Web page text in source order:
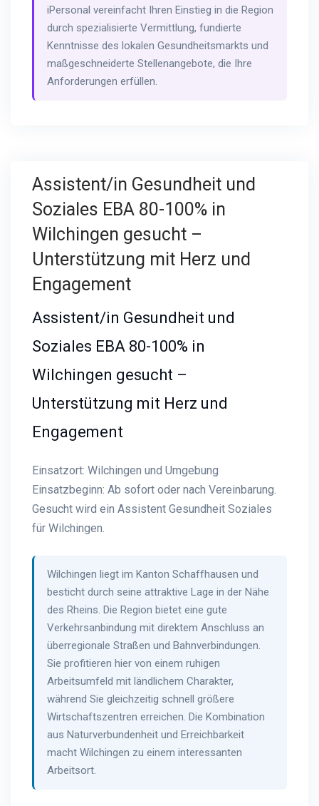
iPersonal vereinfacht Ihren Einstieg in die Region
durch spezialisierte Vermittlung, fundierte
Kenntnisse des lokalen Gesundheitsmarkts und
maßgeschneiderte Stellenangebote, die Ihre
Anforderungen erfüllen.
Assistent/in Gesundheit und
Soziales EBA 80-100% in
Wilchingen gesucht –
Unterstützung mit Herz und
Engagement
Assistent/in Gesundheit und
Soziales EBA 80-100% in
Wilchingen gesucht –
Unterstützung mit Herz und
Engagement
Einsatzort: Wilchingen und Umgebung
Einsatzbeginn: Ab sofort oder nach Vereinbarung.
Gesucht wird ein Assistent Gesundheit Soziales
für Wilchingen.
Wilchingen liegt im Kanton Schaffhausen und
besticht durch seine attraktive Lage in der Nähe
des Rheins. Die Region bietet eine gute
Verkehrsanbindung mit direktem Anschluss an
überregionale Straßen und Bahnverbindungen.
Sie profitieren hier von einem ruhigen
Arbeitsumfeld mit ländlichem Charakter,
während Sie gleichzeitig schnell größere
Wirtschaftszentren erreichen. Die Kombination
aus Naturverbundenheit und Erreichbarkeit
macht Wilchingen zu einem interessanten
Arbeitsort.